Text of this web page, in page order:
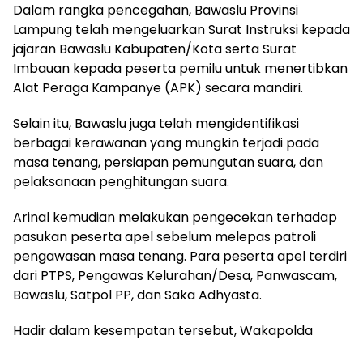
Dalam rangka pencegahan, Bawaslu Provinsi
Lampung telah mengeluarkan Surat Instruksi kepada
jajaran Bawaslu Kabupaten/Kota serta Surat
Imbauan kepada peserta pemilu untuk menertibkan
Alat Peraga Kampanye (APK) secara mandiri.
Selain itu, Bawaslu juga telah mengidentifikasi
berbagai kerawanan yang mungkin terjadi pada
masa tenang, persiapan pemungutan suara, dan
pelaksanaan penghitungan suara.
Arinal kemudian melakukan pengecekan terhadap
pasukan peserta apel sebelum melepas patroli
pengawasan masa tenang. Para peserta apel terdiri
dari PTPS, Pengawas Kelurahan/Desa, Panwascam,
Bawaslu, Satpol PP, dan Saka Adhyasta.
Hadir dalam kesempatan tersebut, Wakapolda